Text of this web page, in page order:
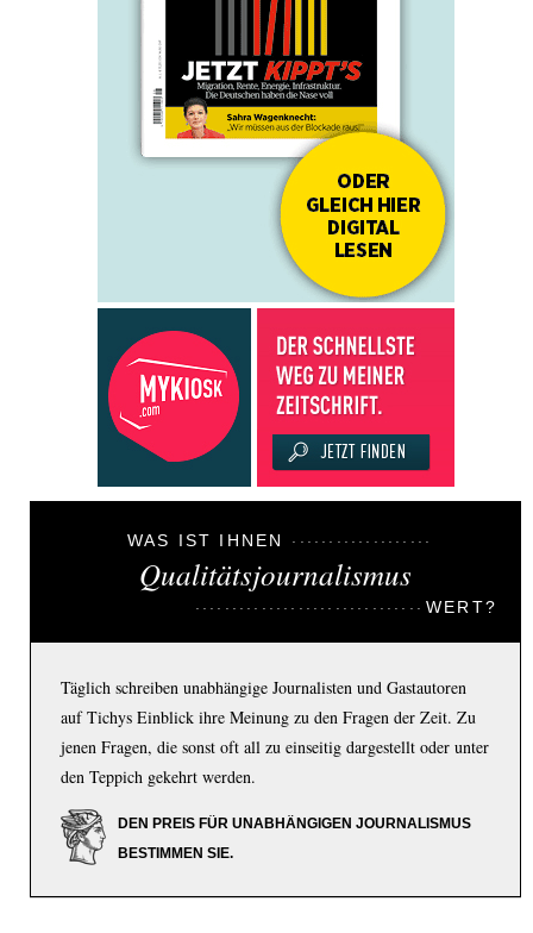
WAS IST IHNEN
Qualitätsjournalismus
WERT?
Täglich schreiben unabhängige Journalisten und Gastautoren
auf Tichys Einblick ihre Meinung zu den Fragen der Zeit. Zu
jenen Fragen, die sonst oft all zu einseitig dargestellt oder unter
den Teppich gekehrt werden.
DEN PREIS FÜR UNABHÄNGIGEN JOURNALISMUS
BESTIMMEN SIE.